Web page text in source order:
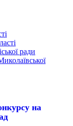
ради
на